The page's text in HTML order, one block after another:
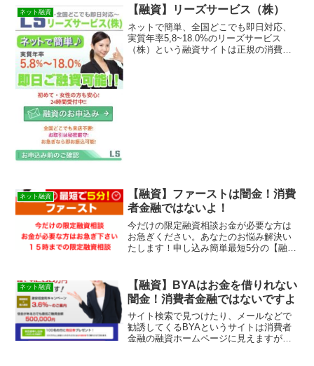
らえる消費者金融などの貸金業者を探し
ていてこのサイ...
ネット融資 【融資】リーズサービス（株）
ネットで簡単、全国どこでも即日対応、
実質年率5,8~18.0%のリーズサービス
（株）という融資サイトは正規の消費者
ネット融資
【融資】ファーストは闇金！消費
者金融ではないよ！
今だけの限定融資相談お金が必要な方は
お急ぎください。あなたのお悩み解決い
たします！申し込み簡単最短5分の【融
きたSMSメールでお金を貸してもらえる
消費者金融などの貸金業...
ネット融資
【融資】BYAはお金を借りれない
闇金！消費者金融ではないですよ
サイト検索で見つけたり、メールなどで
勧誘してくるBYAというサイトは消費者
金融の融資ホームページに見えますが闇